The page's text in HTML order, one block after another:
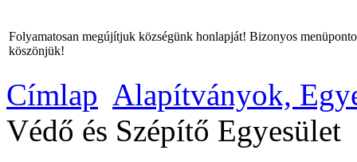
Folyamatosan megújítjuk községünk honlapját! Bizonyos
köszönjük!
Címlap Alapítványok,
Védő és Szépítő Egyesület